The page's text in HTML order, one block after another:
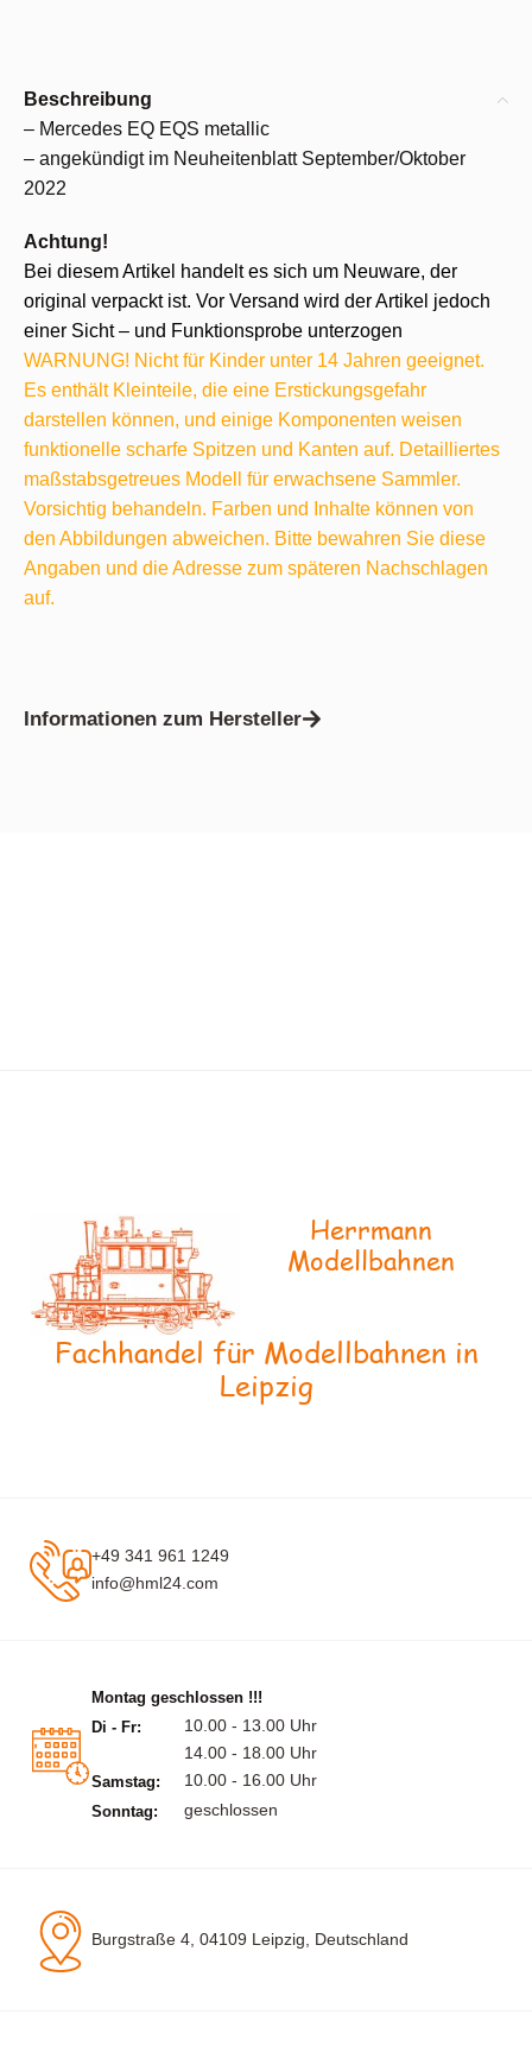
Beschreibung
– Mercedes EQ EQS metallic
– angekündigt im Neuheitenblatt September/Oktober
2022
Achtung!
Bei diesem Artikel handelt es sich um Neuware, der
original verpackt ist. Vor Versand wird der Artikel jedoch
einer Sicht – und Funktionsprobe unterzogen
WARNUNG! Nicht für Kinder unter 14 Jahren geeignet.
Es enthält Kleinteile, die eine Erstickungsgefahr
darstellen können, und einige Komponenten weisen
funktionelle scharfe Spitzen und Kanten auf. Detailliertes
maßstabsgetreues Modell für erwachsene Sammler.
Vorsichtig behandeln. Farben und Inhalte können von
den Abbildungen abweichen. Bitte bewahren Sie diese
Angaben und die Adresse zum späteren Nachschlagen
auf.
Informationen zum Hersteller
Herrmann
Modellbahnen
Fachhandel für Modellbahnen in
Leipzig
+49 341 961 1249
info@hml24.com
Montag geschlossen !!!
Di - Fr:
10.00 - 13.00 Uhr
14.00 - 18.00 Uhr
Samstag: 10.00 - 16.00 Uhr
Sonntag: geschlossen
Burgstraße 4, 04109 Leipzig, Deutschland